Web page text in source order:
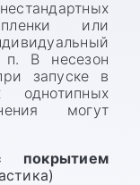
или
п. В несезон
запуске в
однотипных
могут